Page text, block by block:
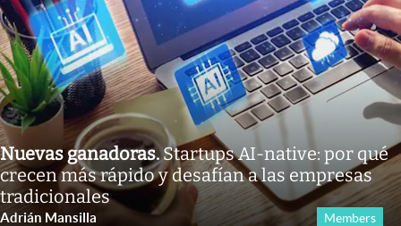
Nuevas ganadoras.Startups AI-native: por qué
crecen más rápido y desafían a las empresas
tradicionales
Adrián Mansilla Members